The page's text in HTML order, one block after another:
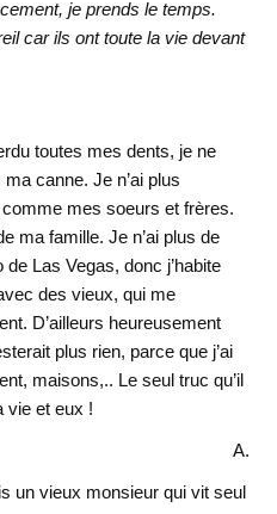
je prends le temps.
car ils ont toute la vie devant
toutes mes dents, je ne
canne. Je n’ai plus
mes soeurs et frères.
ma famille. Je n’ai plus de
Las Vegas, donc j’habite
des vieux, qui me
D’ailleurs heureusement
plus rien, parce que j’ai
maisons,.. Le seul truc qu’il
vie et eux !
A.
un vieux monsieur qui vit seul